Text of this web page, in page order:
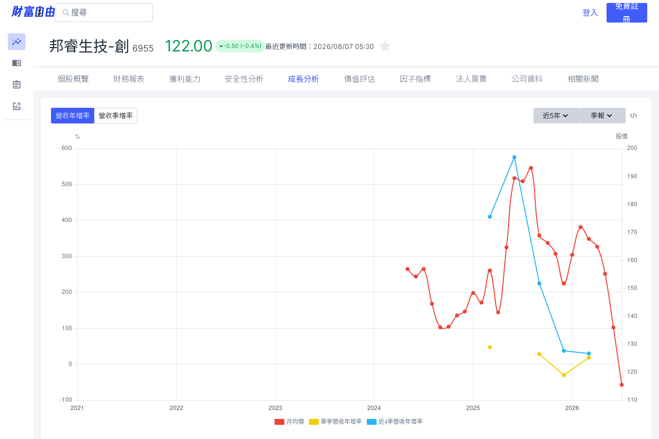
登入
免費註
冊
邦睿生技-創 6955 122.00 -0.50 (-0.4%) 最近更新時間： 2026/08/07 05:30
個股概覽 財務報表 獲利能力 安全性分析 成長分析 價值評估 因子指標 法人買賣 公司資料 相關新聞
營收年增率 營收季增率 近5年 季報
月均價 單季營收年增率 近4季營收年增率